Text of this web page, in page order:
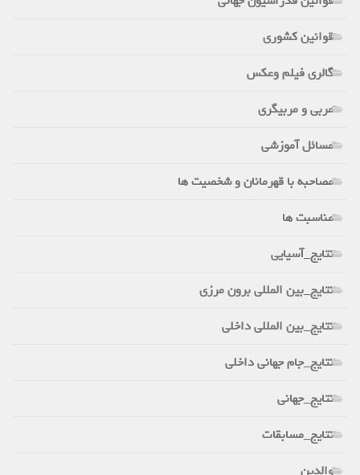
قوانین کشوری
گالری فیلم وعکس
مربی و مربیگری
مسائل آموزشی
مصاحبه با قهرمانان و شخصیت ها
مناسبت ها
نتایج_آسیایی
نتایج_بین المللی برون مرزی
نتایج_بین المللی داخلی
نتایج_جام جهانی داخلی
نتایج_جهانی
نتایج_مسابقات